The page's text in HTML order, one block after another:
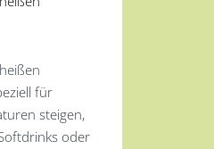
für
steigen,
oder